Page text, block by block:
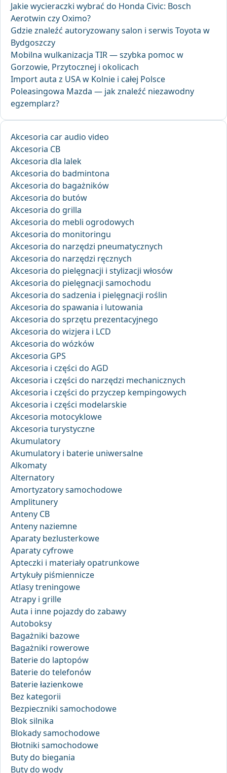
Jakie wycieraczki wybrać do Honda Civic: Bosch
Aerotwin czy Oximo?
Gdzie znaleźć autoryzowany salon i serwis Toyota w
Bydgoszczy
Mobilna wulkanizacja TIR — szybka pomoc w
Gorzowie, Przytocznej i okolicach
Import auta z USA w Kolnie i całej Polsce
Poleasingowa Mazda — jak znaleźć niezawodny
egzemplarz?
Akcesoria car audio video
Akcesoria CB
Akcesoria dla lalek
Akcesoria do badmintona
Akcesoria do bagażników
Akcesoria do butów
Akcesoria do grilla
Akcesoria do mebli ogrodowych
Akcesoria do monitoringu
Akcesoria do narzędzi pneumatycznych
Akcesoria do narzędzi ręcznych
Akcesoria do pielęgnacji i stylizacji włosów
Akcesoria do pielęgnacji samochodu
Akcesoria do sadzenia i pielęgnacji roślin
Akcesoria do spawania i lutowania
Akcesoria do sprzętu prezentacyjnego
Akcesoria do wizjera i LCD
Akcesoria do wózków
Akcesoria GPS
Akcesoria i części do AGD
Akcesoria i części do narzędzi mechanicznych
Akcesoria i części do przyczep kempingowych
Akcesoria i części modelarskie
Akcesoria motocyklowe
Akcesoria turystyczne
Akumulatory
Akumulatory i baterie uniwersalne
Alkomaty
Alternatory
Amortyzatory samochodowe
Amplitunery
Anteny CB
Anteny naziemne
Aparaty bezlusterkowe
Aparaty cyfrowe
Apteczki i materiały opatrunkowe
Artykuły piśmiennicze
Atlasy treningowe
Atrapy i grille
Auta i inne pojazdy do zabawy
Autoboksy
Bagażniki bazowe
Bagażniki rowerowe
Baterie do laptopów
Baterie do telefonów
Baterie łazienkowe
Bez kategorii
Bezpieczniki samochodowe
Blok silnika
Blokady samochodowe
Błotniki samochodowe
Buty do biegania
Buty do wody